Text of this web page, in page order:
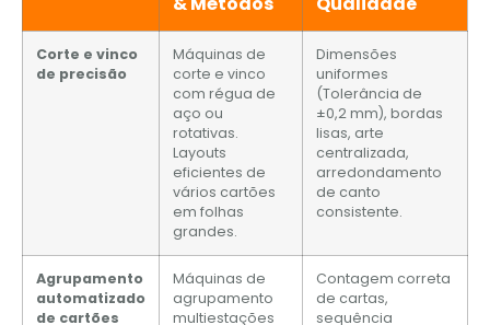
Corte e vinco
de precisão
Máquinas de
corte e vinco
com régua de
aço ou
rotativas.
Layouts
eficientes de
vários cartões
em folhas
grandes.
Dimensões
uniformes
(Tolerância de
±0,2 mm), bordas
lisas, arte
centralizada,
arredondamento
de canto
consistente.
Agrupamento
automatizado
de cartões
Máquinas de
agrupamento
multiestações
Contagem correta
de cartas,
sequência